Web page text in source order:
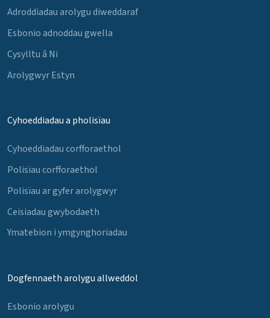
Adroddiadau arolygu diweddaraf
Esbonio adnoddau gwella
Cysylltu â Ni
Arolygwyr Estyn
Cyhoeddiadau a pholisïau
Cyhoeddiadau corfforaethol
Polisïau corfforaethol
Polisïau ar gyfer arolygwyr
Ceisiadau gwybodaeth
Ymatebion i ymgynghoriadau
Dogfennaeth arolygu allweddol
Esbonio arolygu